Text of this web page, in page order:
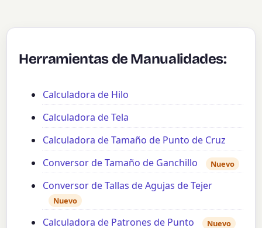
Herramientas de Manualidades:
Calculadora de Hilo
Calculadora de Tela
Calculadora de Tamaño de Punto de Cruz
Conversor de Tamaño de Ganchillo
Nuevo
Conversor de Tallas de Agujas de Tejer
Nuevo
Calculadora de Patrones de Punto Nuevo